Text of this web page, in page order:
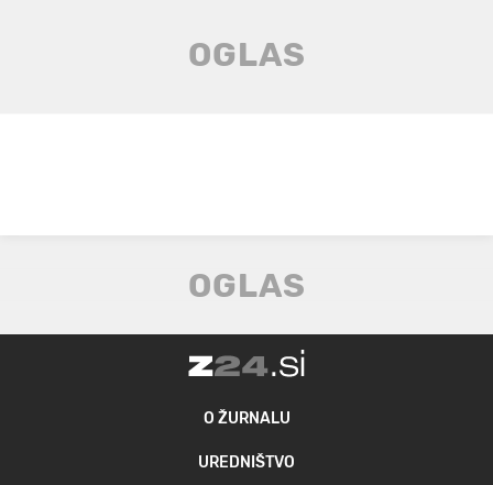
O ŽURNALU
UREDNIŠTVO